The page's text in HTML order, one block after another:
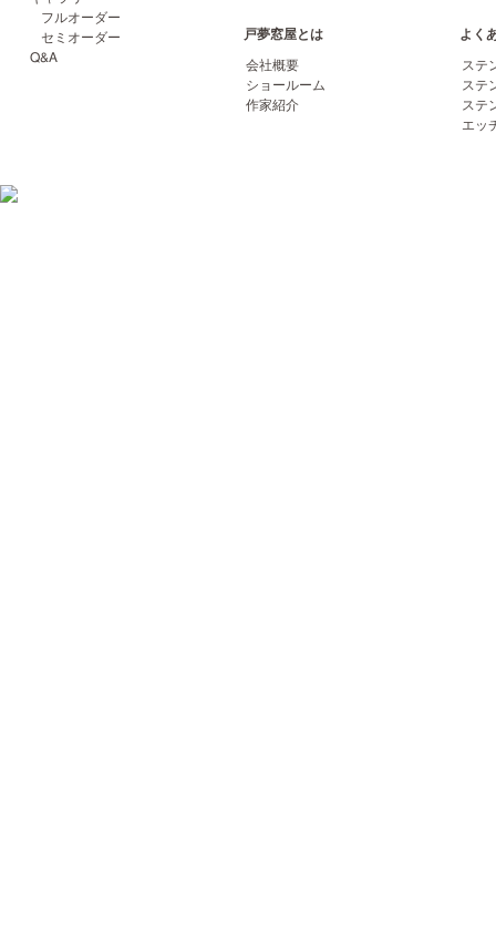
フルオーダー
セミオーダー
Q&A
戸夢窓屋とは
会社概要
ショールーム
作家紹介
よく
ステ
ステ
ステ
エッ